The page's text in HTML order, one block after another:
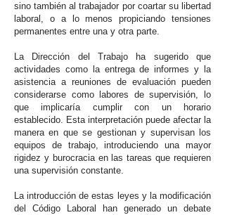
sino también al trabajador por coartar su libertad
laboral, o a lo menos propiciando tensiones
permanentes entre una y otra parte.
La Dirección del Trabajo ha sugerido que
actividades como la entrega de informes y la
asistencia a reuniones de evaluación pueden
considerarse como labores de supervisión, lo
que implicaría cumplir con un horario
establecido. Esta interpretación puede afectar la
manera en que se gestionan y supervisan los
equipos de trabajo, introduciendo una mayor
rigidez y burocracia en las tareas que requieren
una supervisión constante.
La introducción de estas leyes y la modificación
del Código Laboral han generado un debate